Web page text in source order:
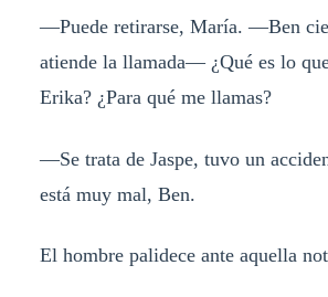
—Puede retirarse, María. —Ben
atiende la llamada— ¿Qué es lo
Erika? ¿Para qué me llamas?
—Se trata de Jaspe, tuvo un
está muy mal, Ben.
El hombre palidece ante aquella